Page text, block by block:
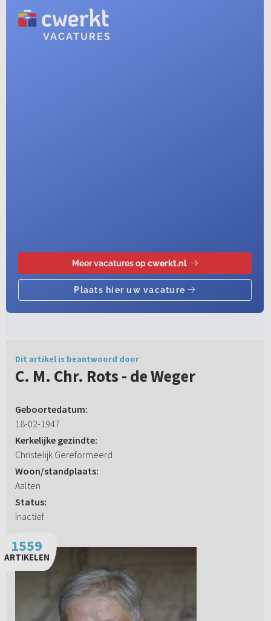
Dit artikel is beantwoord door
C. M. Chr. Rots - de Weger
Geboortedatum:
18-02-1947
Kerkelijke gezindte:
Christelijk Gereformeerd
Woon/standplaats:
Aalten
Status:
Inactief
1559
ARTIKELEN